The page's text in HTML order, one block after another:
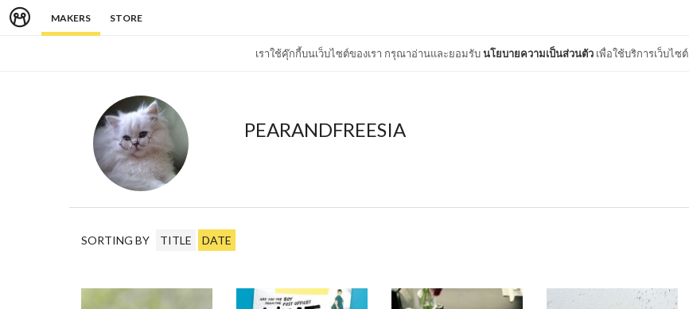
MAKERS STORE
เราใช้คุ๊กกี้บนเว็บไซต์ของเรา กรุณาอ่านและยอมรับนโยบายความเป็นส่วนตัว เพื่อใช้บริการเว็บไซต์
PEARANDFREESIA
SORTING BY TITLE DATE